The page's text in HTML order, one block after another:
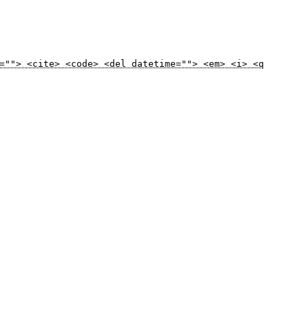
<cite> <code> <del datetime=""> <em> <i> <q